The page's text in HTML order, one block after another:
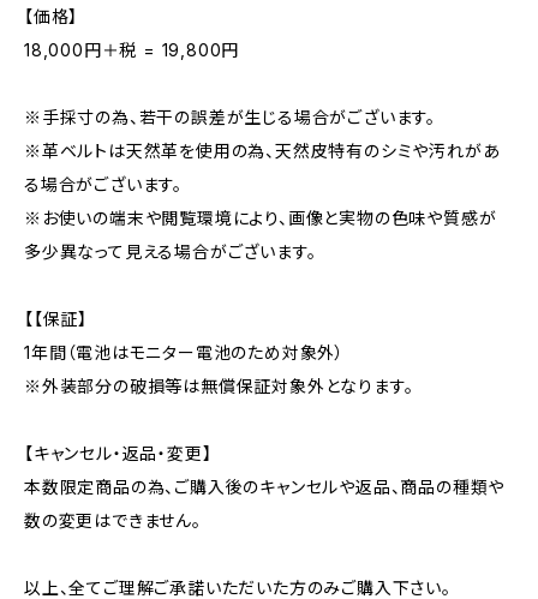
【価格】
18,000円＋税 = 19,800円
※手採寸の為、若干の誤差が生じる場合がございます。
※革ベルトは天然革を使用の為、天然皮特有のシミや汚れがあ
る場合がございます。
※お使いの端末や閲覧環境により、画像と実物の色味や質感が
多少異なって見える場合がございます。
【【保証】
1年間（電池はモニター電池のため対象外）
※外装部分の破損等は無償保証対象外となります。
【キャンセル・返品・変更】
本数限定商品の為、ご購入後のキャンセルや返品、商品の種類や
数の変更はできません。
以上、全てご理解ご承諾いただいた方のみご購入下さい。